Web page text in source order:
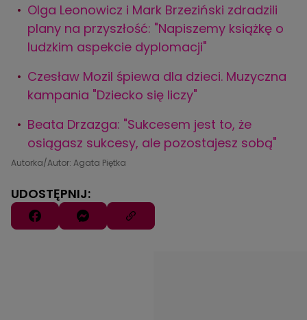
Olga Leonowicz i Mark Brzeziński zdradzili
plany na przyszłość: "Napiszemy książkę o
ludzkim aspekcie dyplomacji"
Czesław Mozil śpiewa dla dzieci. Muzyczna
kampania "Dziecko się liczy"
Beata Drzazga: "Sukcesem jest to, że
osiągasz sukcesy, ale pozostajesz sobą"
Autorka/Autor: Agata Piętka
UDOSTĘPNIJ: